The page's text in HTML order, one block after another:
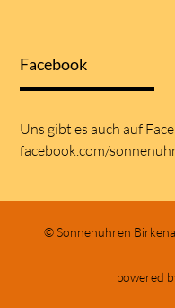
Facebook
Uns gibt es auch auf
facebook.com/
© Sonnenuhren
powered